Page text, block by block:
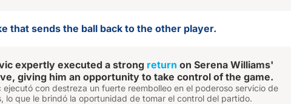
that sends the ball back to the other player.
expertly executed a strong return on Serena Williams'
giving him an opportunity to take control of the game.
ejecutó con destreza un fuerte reembolleo en el poderoso servicio de
lo que le brindó la oportunidad de tomar el control del partido.